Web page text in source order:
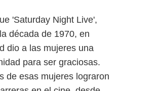
'Saturday Night Live',
década de 1970, en
dio a las mujeres una
para ser graciosas.
de esas mujeres lograron